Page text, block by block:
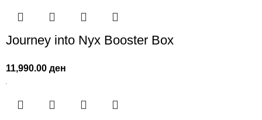
Journey into Nyx Booster Box
11,990.00ден